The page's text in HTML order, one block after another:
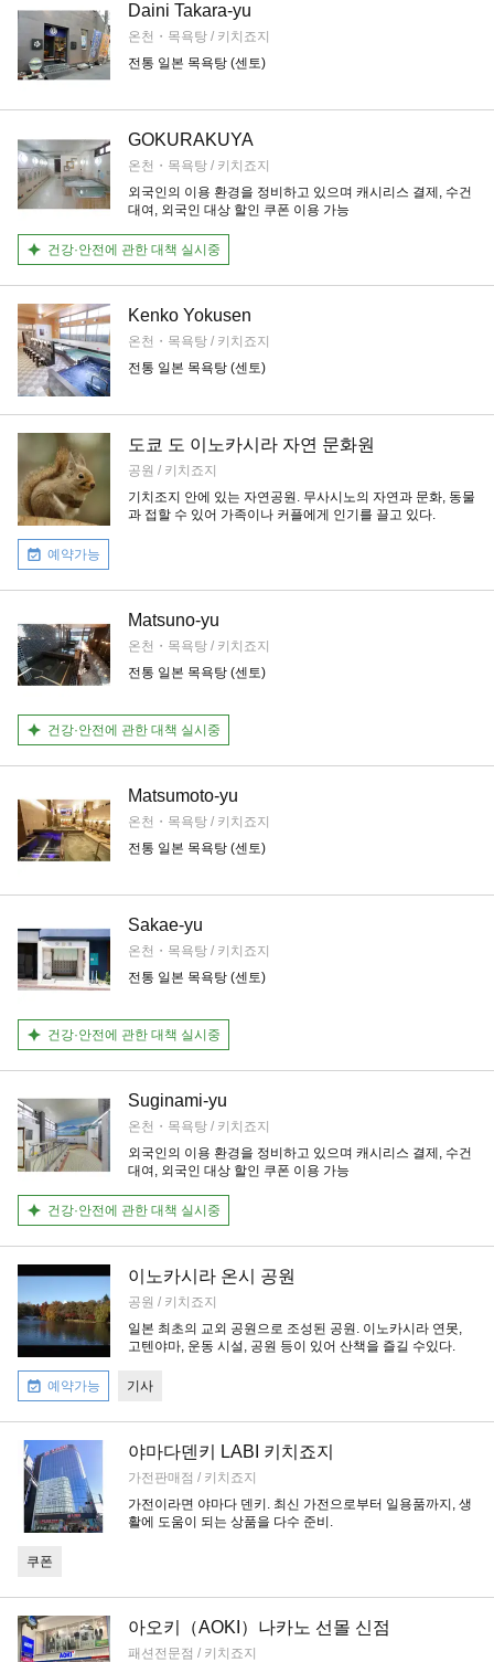
Daini Takara-yu
온천・목욕탕 / 키치죠지
전통 일본 목욕탕 (센토)
GOKURAKUYA
온천・목욕탕 / 키치죠지
외국인의 이용 환경을 정비하고 있으며 캐시리스 결제, 수건
대여, 외국인 대상 할인 쿠폰 이용 가능
건강·안전에 관한 대책 실시중
Kenko Yokusen
온천・목욕탕 / 키치죠지
전통 일본 목욕탕 (센토)
도쿄 도 이노카시라 자연 문화원
공원 / 키치죠지
기치조지 안에 있는 자연공원. 무사시노의 자연과 문화, 동물
과 접할 수 있어 가족이나 커플에게 인기를 끌고 있다.
예약가능
Matsuno-yu
온천・목욕탕 / 키치죠지
전통 일본 목욕탕 (센토)
건강·안전에 관한 대책 실시중
Matsumoto-yu
온천・목욕탕 / 키치죠지
전통 일본 목욕탕 (센토)
Sakae-yu
온천・목욕탕 / 키치죠지
전통 일본 목욕탕 (센토)
건강·안전에 관한 대책 실시중
Suginami-yu
온천・목욕탕 / 키치죠지
외국인의 이용 환경을 정비하고 있으며 캐시리스 결제, 수건
대여, 외국인 대상 할인 쿠폰 이용 가능
건강·안전에 관한 대책 실시중
이노카시라 온시 공원
공원 / 키치죠지
일본 최초의 교외 공원으로 조성된 공원. 이노카시라 연못,
고텐야마, 운동 시설, 공원 등이 있어 산책을 즐길 수있다.
예약가능 기사
야마다덴키 LABI 키치죠지
가전판매점 / 키치죠지
가전이라면 야마다 덴키. 최신 가전으로부터 일용품까지, 생
활에 도움이 되는 상품을 다수 준비.
쿠폰
아오키（AOKI）나카노 선몰 신점
패션전문점 / 키치죠지